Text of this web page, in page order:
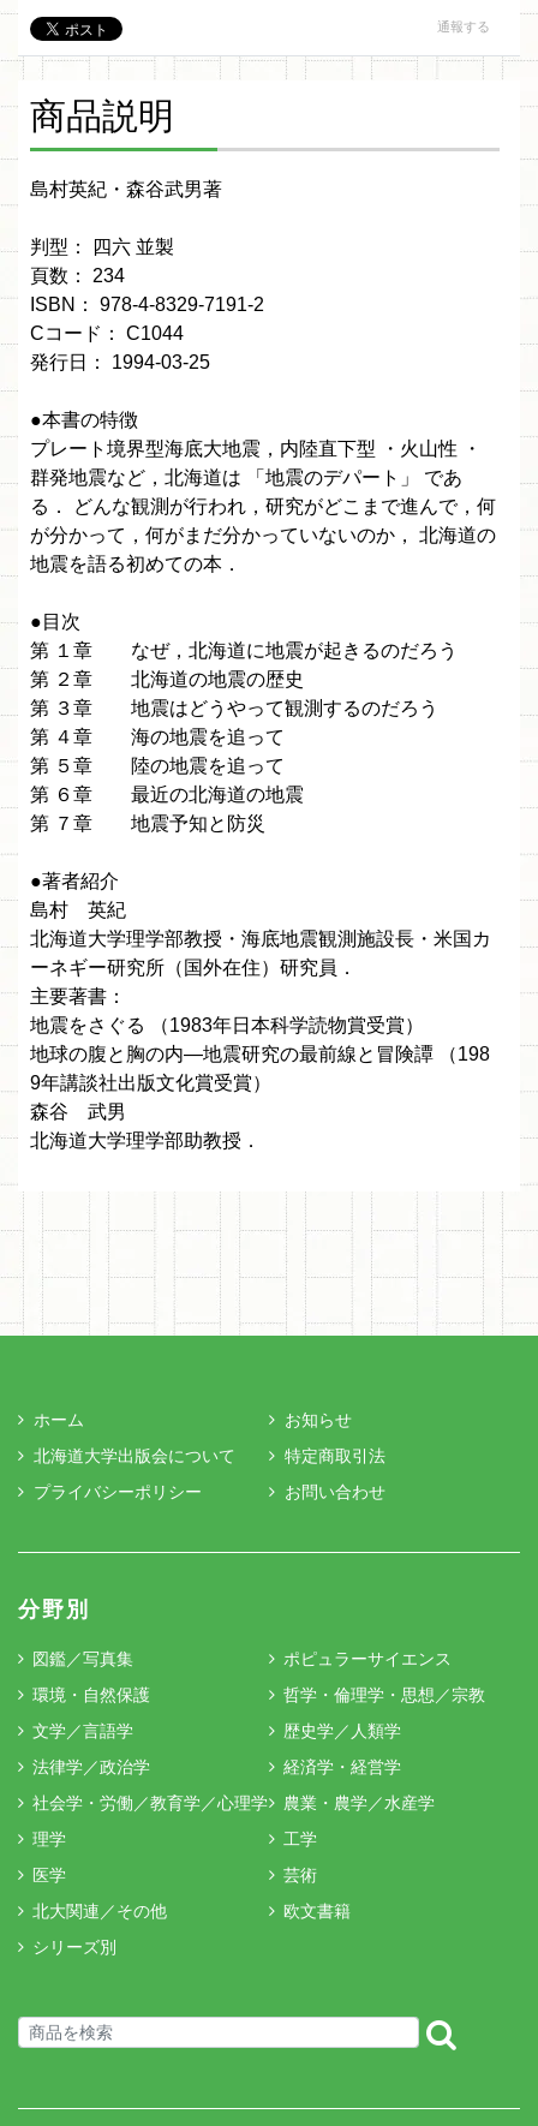
通報する
商品説明
島村英紀・森谷武男著
判型： 四六 並製
頁数： 234
ISBN： 978-4-8329-7191-2
Cコード： C1044
発行日： 1994-03-25
●本書の特徴
プレート境界型海底大地震，内陸直下型 ・火山性 ・
群発地震など，北海道は 「地震のデパート」 であ
る． どんな観測が行われ，研究がどこまで進んで，何
が分かって，何がまだ分かっていないのか， 北海道の
地震を語る初めての本．
●目次
第 １章 なぜ，北海道に地震が起きるのだろう
第 ２章 北海道の地震の歴史
第 ３章 地震はどうやって観測するのだろう
第 ４章 海の地震を追って
第 ５章 陸の地震を追って
第 ６章 最近の北海道の地震
第 ７章 地震予知と防災
●著者紹介
島村 英紀
北海道大学理学部教授・海底地震観測施設長・米国カ
ーネギー研究所（国外在住）研究員．
主要著書：
地震をさぐる （1983年日本科学読物賞受賞）
地球の腹と胸の内—地震研究の最前線と冒険譚 （198
9年講談社出版文化賞受賞）
森谷 武男
北海道大学理学部助教授．
ホーム
お知らせ
北海道大学出版会について
特定商取引法
プライバシーポリシー
お問い合わせ
分野別
図鑑／写真集
ポピュラーサイエンス
環境・自然保護
哲学・倫理学・思想／宗教
文学／言語学
歴史学／人類学
法律学／政治学
経済学・経営学
社会学・労働／教育学／心理学
農業・農学／水産学
理学
工学
医学
芸術
北大関連／その他
欧文書籍
シリーズ別